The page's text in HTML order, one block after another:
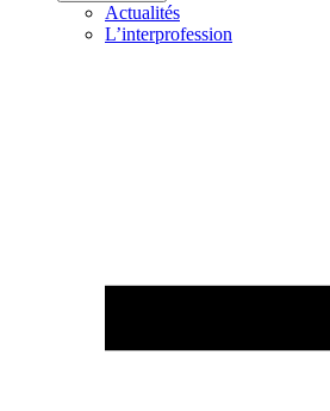
Actualités
L’interprofession